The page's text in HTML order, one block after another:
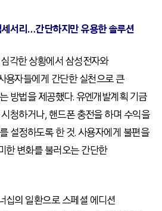
서리…간단하지만 유용한 솔루션
각한 상황에서 삼성전자와
용자들에게 간단한 실천으로 큰
방법을 제공했다. 유엔개발계획 기금
청하거나, 핸드폰 충전을 하며 수익을
설정하도록 한 것. 사용자에게 불편을
한 변화를 불러오는 간단한
십의 일환으로 스페셜 에디션